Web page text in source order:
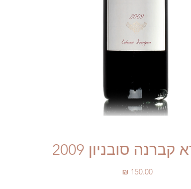
סובניון 2009
מחיר